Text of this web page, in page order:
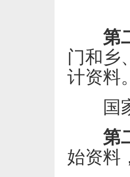
第
门和乡
计资料
国家
第
始资料